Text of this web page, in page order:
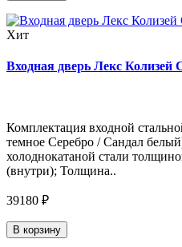
Хит
Входная дверь Лекс
Комплектация входной
темное Серебро / Сандал
холоднокатаной стали
(внутри); Толщина..
39180 ₽
В корзину